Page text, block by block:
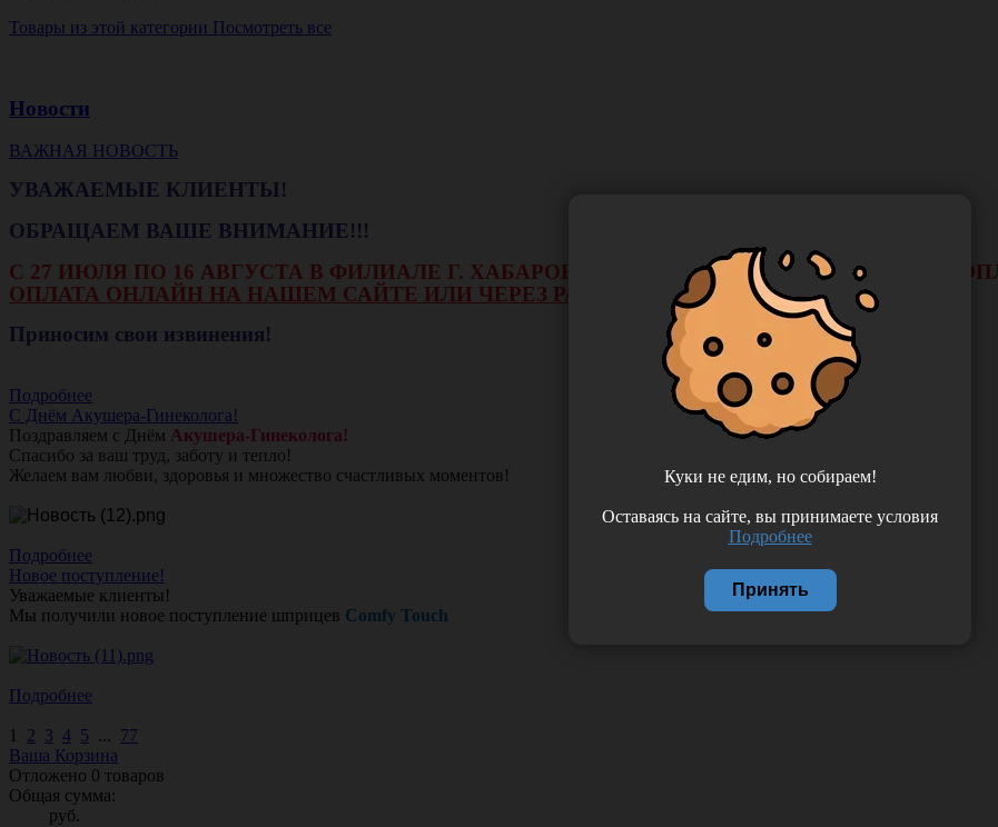
Товары из этой категории Посмотреть все
Новости
ВАЖНАЯ НОВОСТЬ
УВАЖАЕМЫЕ КЛИЕНТЫ!
ОБРАЩАЕМ ВАШЕ ВНИМАНИЕ!!!
С 27 ИЮЛЯ ПО 16 АВГУСТА В ФИЛИАЛЕ Г. ХАБАРОВСКА НЕ БУДЕТ ДЕЙСТВОВАТЬ ВИД
ОПЛАТА ОНЛАЙН НА НАШЕМ САЙТЕ ИЛИ ЧЕРЕЗ РАСЧЕТНЫЙ СЧЕТ.
Приносим свои извинения!
Подробнее
С Днём Акушера-Гинеколога!
Поздравляем с Днём Акушера-Гинеколога!
Спасибо за ваш труд, заботу и тепло!
Желаем вам любви, здоровья и множество счастливых моментов!
Подробнее
Новое поступление!
Уважаемые клиенты!
Мы получили новое поступление шприцев Comfy Touch
Подробнее
1 2 3 4 5 ... 77
Ваша Корзина
Отложено 0 товаров
Общая сумма:
руб.
Куки не едим, но собираем!
Оставаясь на сайте, вы принимаете условия
Подробнее
Принять